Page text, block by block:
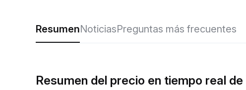
ResumenNoticiasPreguntas más frecuentes
Resumen del precio en tiempo real de